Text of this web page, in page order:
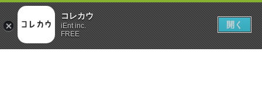
コレカウ
iEnt inc.
FREE
開く